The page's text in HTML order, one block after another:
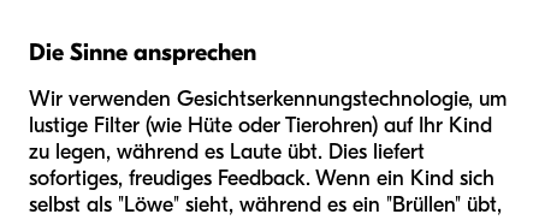
Die Sinne ansprechen
Wir verwenden Gesichtserkennungstechnologie, um
lustige Filter (wie Hüte oder Tierohren) auf Ihr Kind
zu legen, während es Laute übt. Dies liefert
sofortiges, freudiges Feedback. Wenn ein Kind sich
selbst als "Löwe" sieht, während es ein "Brüllen" übt,